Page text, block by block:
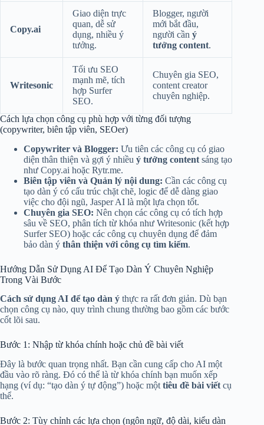
Copy.ai
Giao diện trực
quan, dễ sử
dụng, nhiều ý
tưởng.
Blogger, người
mới bắt đầu,
người cần ý
tưởng content.
Writesonic
Tối ưu SEO
mạnh mẽ, tích
hợp Surfer
SEO.
Chuyên gia SEO,
content creator
chuyên nghiệp.
Cách lựa chọn công cụ phù hợp với từng đối tượng
(copywriter, biên tập viên, SEOer)
Copywriter và Blogger: Ưu tiên các công cụ có giao
diện thân thiện và gợi ý nhiều ý tưởng content sáng tạo
như Copy.ai hoặc Rytr.me.
Biên tập viên và Quản lý nội dung: Cần các công cụ
tạo dàn ý có cấu trúc chặt chẽ, logic để dễ dàng giao
việc cho đội ngũ, Jasper AI là một lựa chọn tốt.
Chuyên gia SEO: Nên chọn các công cụ có tích hợp
sâu về SEO, phân tích từ khóa như Writesonic (kết hợp
Surfer SEO) hoặc các công cụ chuyên dụng để đảm
bảo dàn ý thân thiện với công cụ tìm kiếm.
Hướng Dẫn Sử Dụng AI Để Tạo Dàn Ý Chuyên Nghiệp
Trong Vài Bước
Cách sử dụng AI để tạo dàn ý thực ra rất đơn giản. Dù bạn
chọn công cụ nào, quy trình chung thường bao gồm các bước
cốt lõi sau.
Bước 1: Nhập từ khóa chính hoặc chủ đề bài viết
Đây là bước quan trọng nhất. Bạn cần cung cấp cho AI một
đầu vào rõ ràng. Đó có thể là từ khóa chính bạn muốn xếp
hạng (ví dụ: “tạo dàn ý tự động”) hoặc một tiêu đề bài viết cụ
thể.
Bước 2: Tùy chỉnh các lựa chọn (ngôn ngữ, độ dài, kiểu dàn